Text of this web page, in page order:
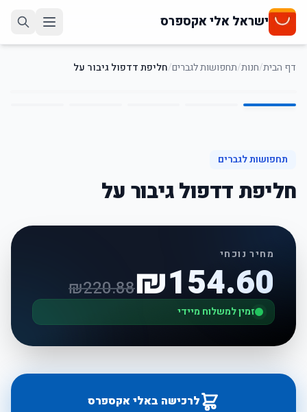
ישראל אלי אקספרס
דף הבית/חנות/תחפושות לגברים/חליפת דדפול גיבור על
1
/
5
תחפושות לגברים
חליפת דדפול גיבור על
מחיר נוכחי
₪154.60
₪220.88
זמין למשלוח מיידי
לרכישה באלי אקספרס